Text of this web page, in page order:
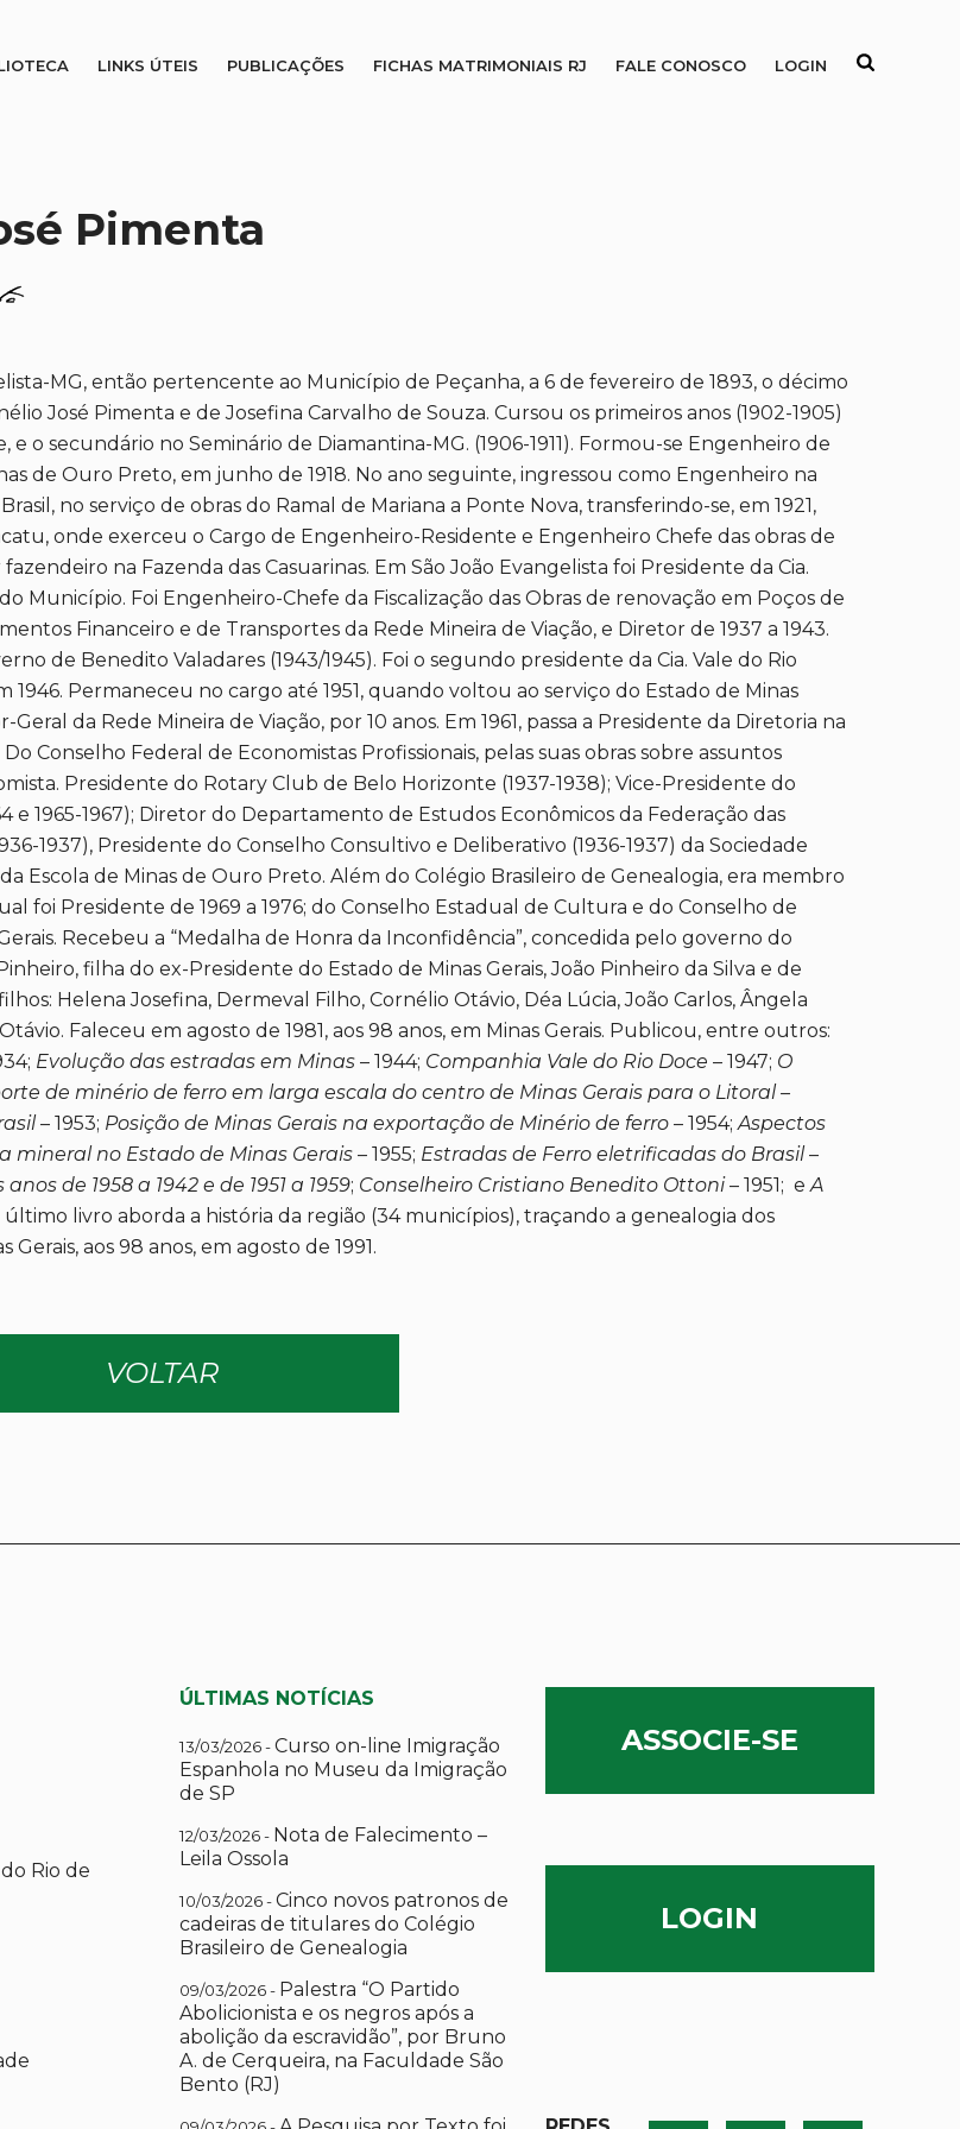
LINKS ÚTEIS PUBLICAÇÕES FICHAS MATRIMONIAIS RJ FALE CONOSCO LOGIN
Pimenta
MG, então pertencente ao Município de Peçanha, a 6 de fevereiro de 1893, o décimo
José Pimenta e de Josefina Carvalho de Souza. Cursou os primeiros anos (1902-1905)
e o secundário no Seminário de Diamantina-MG. (1906-1911). Formou-se Engenheiro de
de Ouro Preto, em junho de 1918. No ano seguinte, ingressou como Engenheiro na
no serviço de obras do Ramal de Mariana a Ponte Nova, transferindo-se, em 1921,
onde exerceu o Cargo de Engenheiro-Residente e Engenheiro Chefe das obras de
na Fazenda das Casuarinas. Em São João Evangelista foi Presidente da Cia.
Município. Foi Engenheiro-Chefe da Fiscalização das Obras de renovação em Poços de
Financeiro e de Transportes da Rede Mineira de Viação, e Diretor de 1937 a 1943.
de Benedito Valadares (1943/1945). Foi o segundo presidente da Cia. Vale do Rio
Permaneceu no cargo até 1951, quando voltou ao serviço do Estado de Minas
da Rede Mineira de Viação, por 10 anos. Em 1961, passa a Presidente da Diretoria na
Conselho Federal de Economistas Profissionais, pelas suas obras sobre assuntos
Presidente do Rotary Club de Belo Horizonte (1937-1938); Vice-Presidente do
e 1965-1967); Diretor do Departamento de Estudos Econômicos da Federação das
1937), Presidente do Conselho Consultivo e Deliberativo (1936-1937) da Sociedade
Escola de Minas de Ouro Preto. Além do Colégio Brasileiro de Genealogia, era membro
foi Presidente de 1969 a 1976; do Conselho Estadual de Cultura e do Conselho de
Recebeu a “Medalha de Honra da Inconfidência”, concedida pelo governo do
filha do ex-Presidente do Estado de Minas Gerais, João Pinheiro da Silva e de
Helena Josefina, Dermeval Filho, Cornélio Otávio, Déa Lúcia, João Carlos, Ângela
Faleceu em agosto de 1981, aos 98 anos, em Minas Gerais. Publicou, entre outros:
Evolução das estradas em Minas – 1944; Companhia Vale do Rio Doce – 1947; O
de minério de ferro em larga escala do centro de Minas Gerais para o Litoral –
– 1953; Posição de Minas Gerais na exportação de Minério de ferro – 1954;Aspectos
mineral no Estado de Minas Gerais – 1955; Estradas de Ferro eletrificadas do Brasil–
de 1958 a 1942 e de 1951 a 1959; Conselheiro Cristiano Benedito Ottoni– 1951; eA
último livro aborda a história da região (34 municípios), traçando a genealogia dos
aos 98 anos, em agosto de 1991.
VOLTAR
Rio de
ÚLTIMAS NOTÍCIAS
13/03/2026 -Curso on-line Imigração
Espanhola no Museu da Imigração
de SP
12/03/2026 - Nota de Falecimento –
Leila Ossola
10/03/2026 -Cinco novos patronos de
cadeiras de titulares do Colégio
Brasileiro de Genealogia
09/03/2026 - Palestra “O Partido
Abolicionista e os negros após a
abolição da escravidão”, por Bruno
A. de Cerqueira, na Faculdade São
Bento (RJ)
ASSOCIE-SE
LOGIN